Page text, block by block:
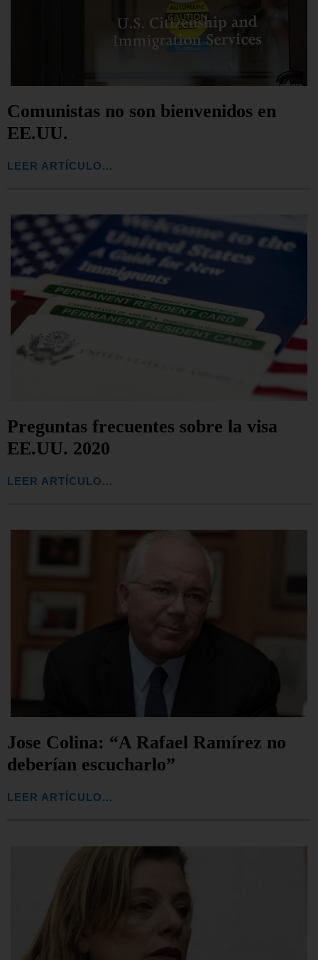
Comunistas no son bienvenidos en
EE.UU.
LEER ARTÍCULO...
Preguntas frecuentes sobre la visa
EE.UU. 2020
LEER ARTÍCULO...
Jose Colina: “A Rafael Ramírez no
deberían escucharlo”
LEER ARTÍCULO...